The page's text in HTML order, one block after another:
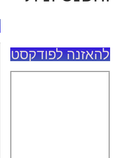
להאזנה לפודקסט